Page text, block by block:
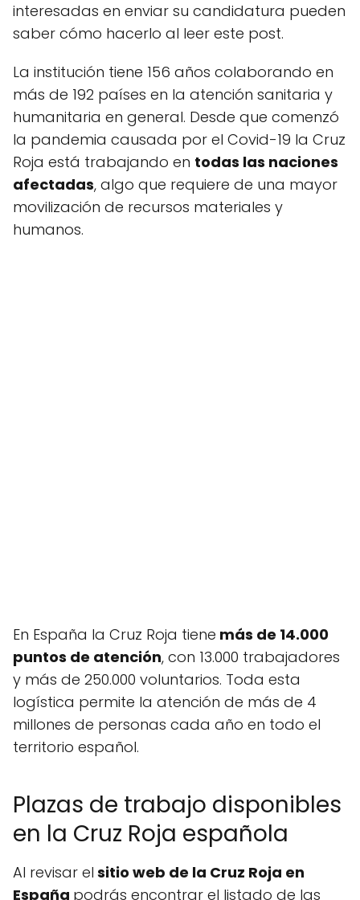
interesadas en enviar su candidatura pueden
saber cómo hacerlo al leer este post.
La institución tiene 156 años colaborando en
más de 192 países en la atención sanitaria y
humanitaria en general. Desde que comenzó
la pandemia causada por el Covid-19 la Cruz
Roja está trabajando en todas las naciones
afectadas, algo que requiere de una mayor
movilización de recursos materiales y
humanos.
En España la Cruz Roja tiene más de 14.000
puntos de atención, con 13.000 trabajadores
y más de 250.000 voluntarios. Toda esta
logística permite la atención de más de 4
millones de personas cada año en todo el
territorio español.
Plazas de trabajo disponibles
en la Cruz Roja española
Al revisar el sitio web de la Cruz Roja en
España podrás encontrar el listado de las